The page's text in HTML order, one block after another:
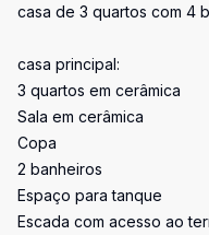
casa de 3 quartos com 4
casa principal:
3 quartos em cerâmica
Sala em cerâmica
Copa
2 banheiros
Espaço para tanque
Escada com acesso ao